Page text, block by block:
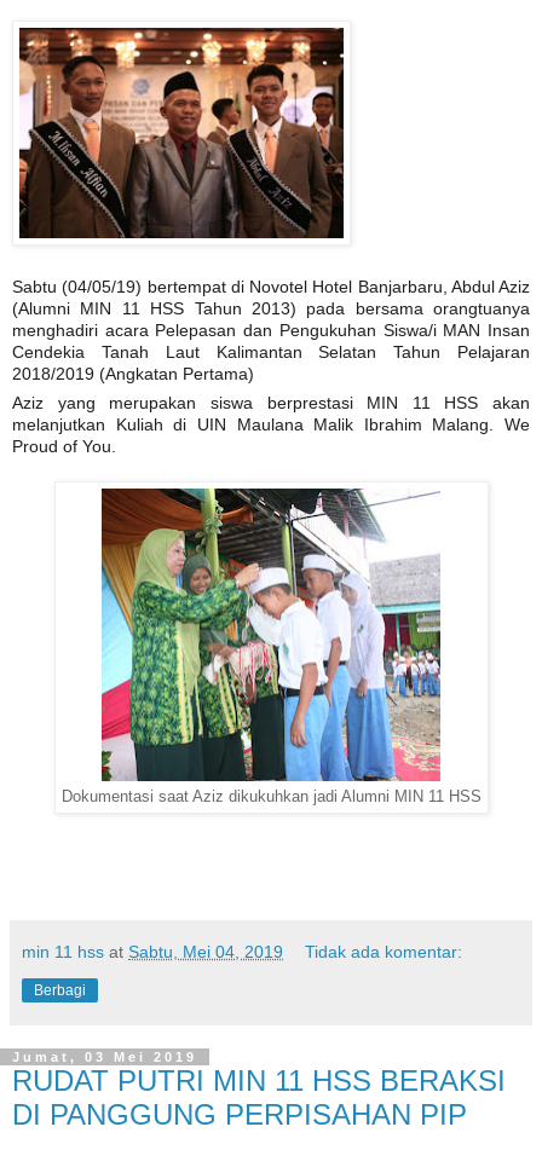
Sabtu (04/05/19) bertempat di Novotel Hotel Banjarbaru, Abdul Aziz
(Alumni MIN 11 HSS Tahun 2013) pada bersama orangtuanya
menghadiri acara Pelepasan dan Pengukuhan Siswa/i MAN Insan
Cendekia Tanah Laut Kalimantan Selatan Tahun Pelajaran
2018/2019 (Angkatan Pertama)
Aziz yang merupakan siswa berprestasi MIN 11 HSS akan
melanjutkan Kuliah di UIN Maulana Malik Ibrahim Malang. We
Proud of You.
Dokumentasi saat Aziz dikukuhkan jadi Alumni MIN 11 HSS
min 11 hss at Sabtu, Mei 04, 2019 Tidak ada komentar:
Berbagi
Jumat, 03 Mei 2019
RUDAT PUTRI MIN 11 HSS BERAKSI
DI PANGGUNG PERPISAHAN PIP